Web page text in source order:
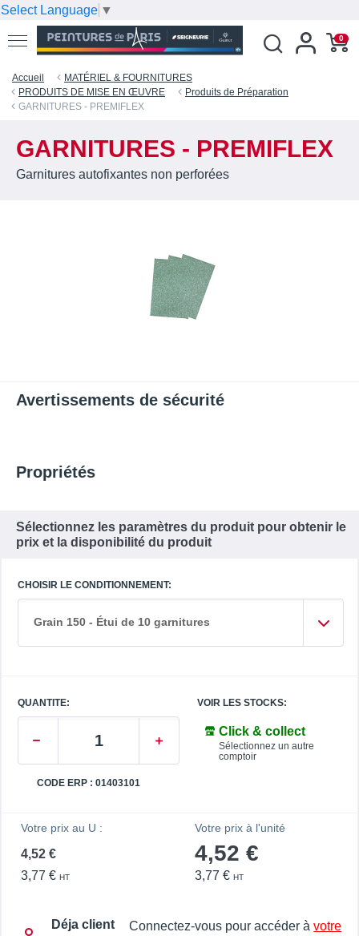
Select Language ▼
0
Accueil
MATÉRIEL & FOURNITURES
PRODUITS DE MISE EN ŒUVRE
Produits de Préparation
GARNITURES - PREMIFLEX
GARNITURES - PREMIFLEX
Garnitures autofixantes non perforées
Avertissements de sécurité
Propriétés
Sélectionnez les paramètres du produit pour obtenir le
prix et la disponibilité du produit
CHOISIR LE CONDITIONNEMENT:
Grain 150 - Étui de 10 garnitures
QUANTITE:
CODE ERP : 01403101
VOIR LES STOCKS:
Click & collect
Sélectionnez un autre
comptoir
Votre prix au U :
4,52 €
3,77 € HT
Votre prix à l'unité
4,52 €
3,77 € HT
Déja client
Connectez-vous pour accéder àvotre